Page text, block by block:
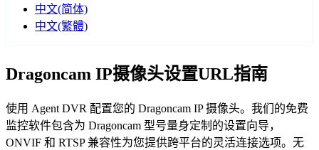
中文(简体)
中文(繁體)
Dragoncam IP摄像头设置URL指南
使用 Agent DVR 配置您的 Dragoncam IP 摄像头。我们的免费
监控软件包含为 Dragoncam 型号量身定制的设置向导，
ONVIF 和 RTSP 兼容性为您提供跨平台的灵活连接选项。无